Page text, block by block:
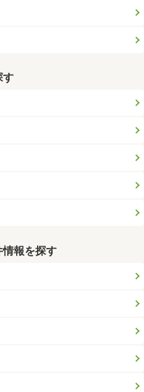
す
情報を探す